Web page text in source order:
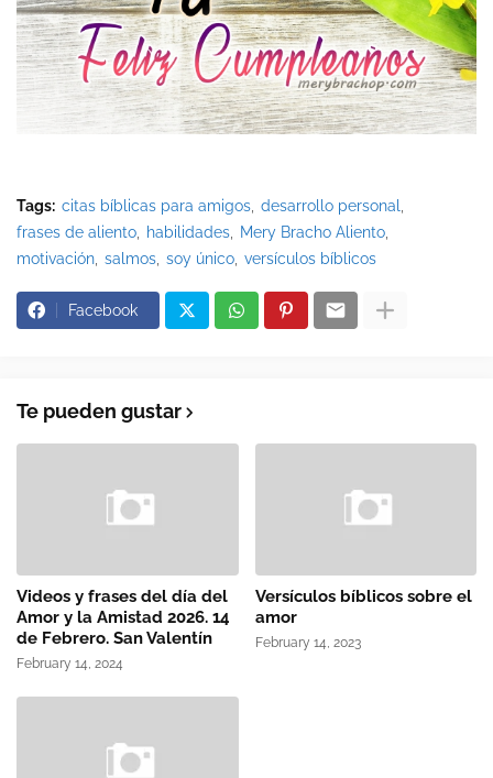
Tags: citas bíblicas para amigos desarrollo personal
frases de aliento
habilidades
Mery Bracho Aliento
motivación salmos soy único versículos bíblicos
Facebook
Te pueden gustar
Videos y frases del día del
Amor y la Amistad 2026. 14
de Febrero. San Valentín
February 14, 2024
Versículos bíblicos sobre el
amor
February 14, 2023